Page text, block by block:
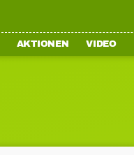
AKTIONEN VIDEO